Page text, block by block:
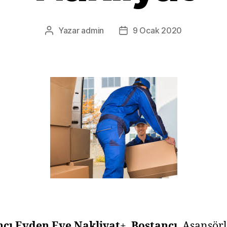
Yazının
Yazar admin
Yazı9 Ocak 2020